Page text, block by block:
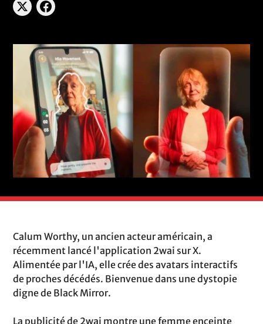
Calum Worthy, un ancien acteur américain, a
récemment lancé l'application 2wai sur X.
Alimentée par l'IA, elle crée des avatars interactifs
de proches décédés. Bienvenue dans une dystopie
digne de Black Mirror.
La publicité de 2wai montre une femme enceinte